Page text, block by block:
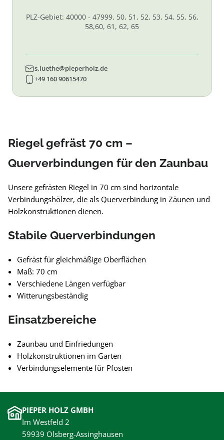
PLZ-Gebiet: 40000 - 47999, 50, 51, 52, 53, 54, 55, 56,
58,60, 61, 62, 65
s.luethe@pieperholz.de
+49 160 90615470
Riegel gefräst 70 cm –
Querverbindungen für den Zaunbau
Unsere gefrästen Riegel in 70 cm sind horizontale
Verbindungshölzer, die als Querverbindung in Zäunen und
Holzkonstruktionen dienen.
Stabile Querverbindungen
Gefräst für gleichmäßige Oberflächen
Maß: 70 cm
Verschiedene Längen verfügbar
Witterungsbeständig
Einsatzbereiche
Zaunbau und Einfriedungen
Holzkonstruktionen im Garten
Verbindungselemente für Pfosten
PIEPER HOLZ GMBH
Im Westfeld 2
59939 Olsberg-Assinghausen